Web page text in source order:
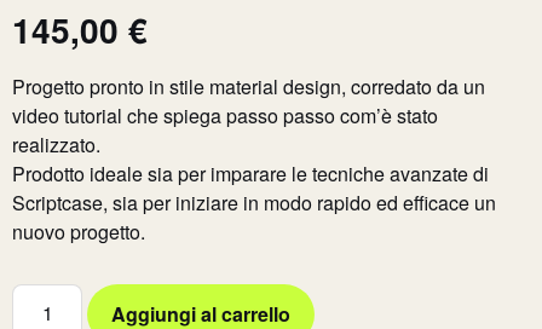
145,00 €
Progetto pronto in stile material design, corredato da un
video tutorial che spiega passo passo com’è stato
realizzato.
Prodotto ideale sia per imparare le tecniche avanzate di
Scriptcase, sia per iniziare in modo rapido ed efficace un
nuovo progetto.
Aggiungi al carrello